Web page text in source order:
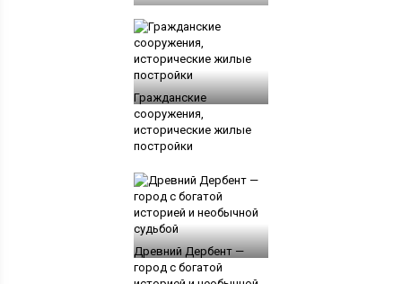
Гражданские
сооружения,
исторические жилые
постройки
Древний Дербент —
город с богатой